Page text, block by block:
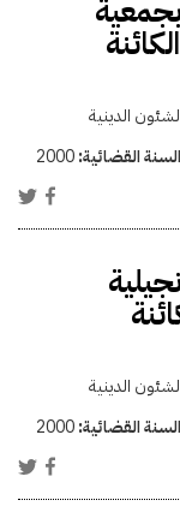
الدينية
القضائية:2000
الدينية
القضائية:2000